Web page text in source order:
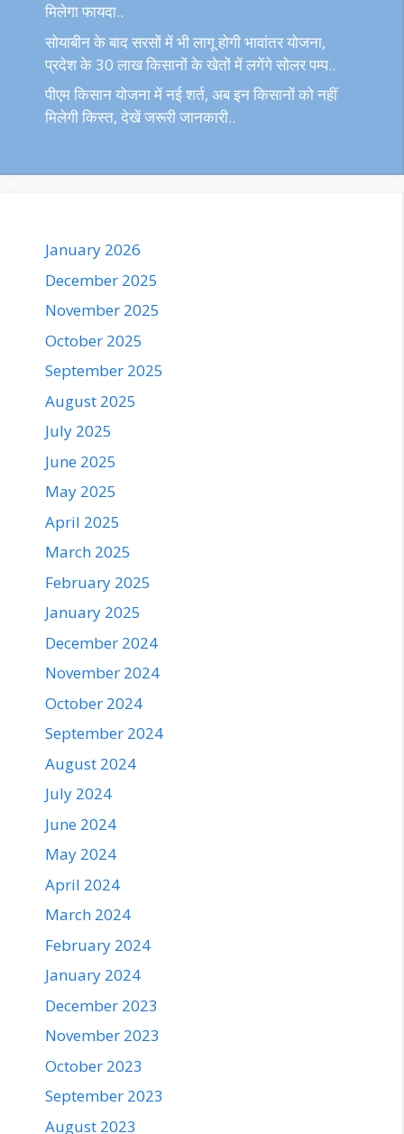
मिलेगा फायदा..
सोयाबीन के बाद सरसों में भी लागू होगी भावांतर योजना,
प्रदेश के 30 लाख किसानों के खेतों में लगेंगे सोलर पम्प..
पीएम किसान योजना में नई शर्त, अब इन किसानों को नहीं
मिलेगी किस्त, देखें जरूरी जानकारी..
January 2026
December 2025
November 2025
October 2025
September 2025
August 2025
July 2025
June 2025
May 2025
April 2025
March 2025
February 2025
January 2025
December 2024
November 2024
October 2024
September 2024
August 2024
July 2024
June 2024
May 2024
April 2024
March 2024
February 2024
January 2024
December 2023
November 2023
October 2023
September 2023
August 2023